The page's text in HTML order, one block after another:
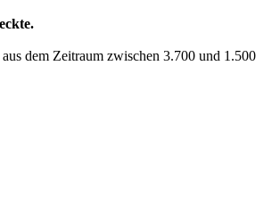
aus dem Zeitraum zwischen 3.700 und 1.500